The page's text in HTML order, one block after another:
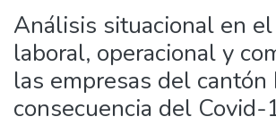
Estadísticas Externas
Manuales
Análisis situacional en
laboral, operacional y
las empresas del cantón
consecuencia del Covid-